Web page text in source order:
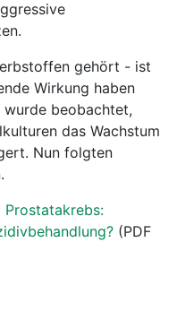
gehört - ist
Wirkung haben
wurde beobachtet,
das Wachstum
Nun folgten
Prostatakrebs:
(PDF